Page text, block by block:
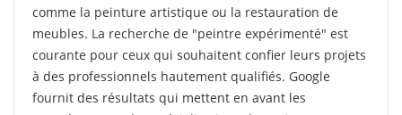
comme la peinture artistique ou la restauration de
meubles. La recherche de "peintre expérimenté" est
courante pour ceux qui souhaitent confier leurs projets
à des professionnels hautement qualifiés. Google
fournit des résultats qui mettent en avant les